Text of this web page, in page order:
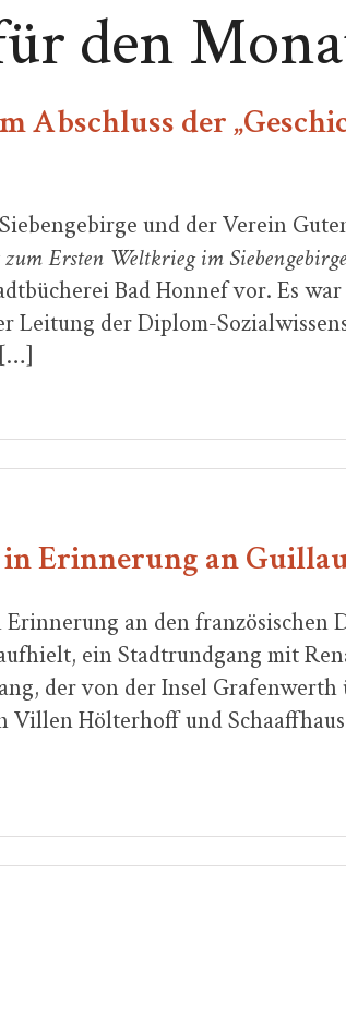
den
Abschluss der
und der Verein
Ersten Weltkrieg im Siebengebirge
Bad Honnef vor. Es
Leitung der Diplom-
Erinnerung an
Erinnerung an den französischen
ein Stadtrundgang mit
der von der Insel
Villen Hölterhoff und